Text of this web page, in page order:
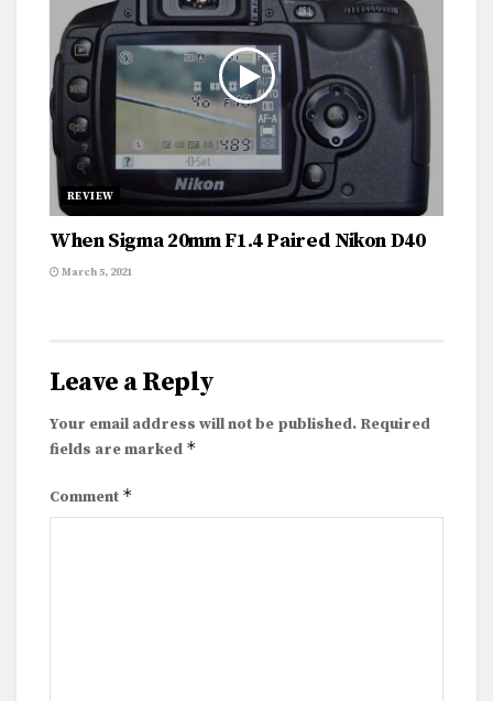
REVIEW
When Sigma 20mm F1.4 Paired Nikon D40
March 5, 2021
Leave a Reply
Your email address will not be published. Required
fields are marked *
Comment *